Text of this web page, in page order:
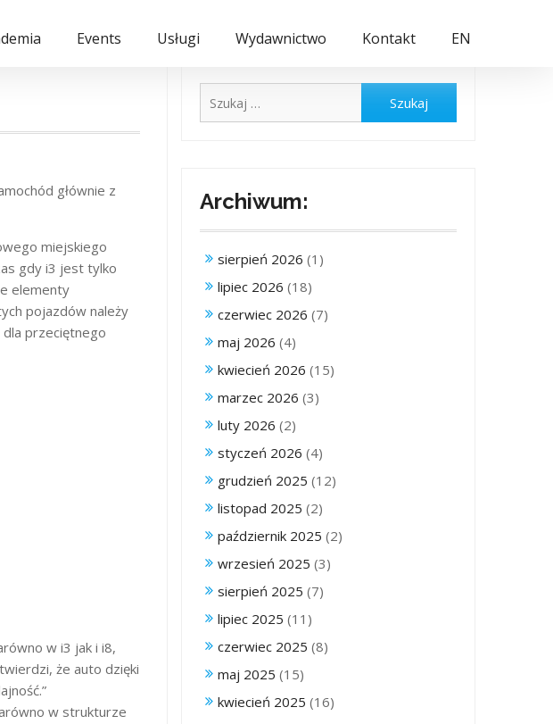
Events Usługi Wydawnictwo Kontakt EN
głównie z
miejskiego
gdy i3 jest tylko
elementy
pojazdów należy
przeciętnego
w i3 jak i i8,
że auto dzięki
w strukturze
Archiwum:
sierpień 2026 (1)
lipiec 2026 (18)
czerwiec 2026 (7)
maj 2026 (4)
kwiecień 2026 (15)
marzec 2026 (3)
luty 2026 (2)
styczeń 2026 (4)
grudzień 2025 (12)
listopad 2025 (2)
październik 2025 (2)
wrzesień 2025 (3)
sierpień 2025 (7)
lipiec 2025 (11)
czerwiec 2025 (8)
maj 2025 (15)
kwiecień 2025 (16)